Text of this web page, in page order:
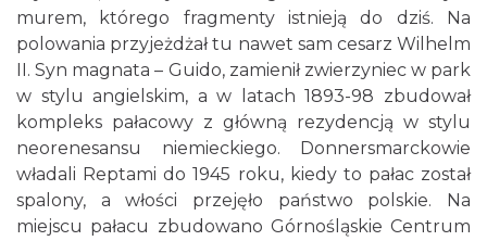
murem, którego fragmenty istnieją do dziś. Na
polowania przyjeżdżał tu nawet sam cesarz Wilhelm
II. Syn magnata – Guido, zamienił zwierzyniec w park
w stylu angielskim, a w latach 1893-98 zbudował
kompleks pałacowy z główną rezydencją w stylu
neorenesansu niemieckiego. Donnersmarckowie
władali Reptami do 1945 roku, kiedy to pałac został
spalony, a włości przejęło państwo polskie. Na
miejscu pałacu zbudowano Górnośląskie Centrum